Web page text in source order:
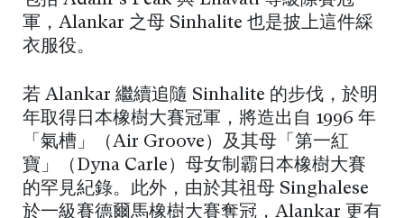
軍，Alankar 之母 Sinhalite 也是披上這件綵
衣服役。
若 Alankar 繼續追隨 Sinhalite 的步伐，於明
年取得日本橡樹大賽冠軍，將造出自 1996 年
「氣槽」（Air Groove）及其母「第一紅
寶」（Dyna Carle）母女制霸日本橡樹大賽
的罕見紀錄。此外，由於其祖母 Singhalese
於一級賽德爾馬橡樹大賽奪冠，Alankar 更有